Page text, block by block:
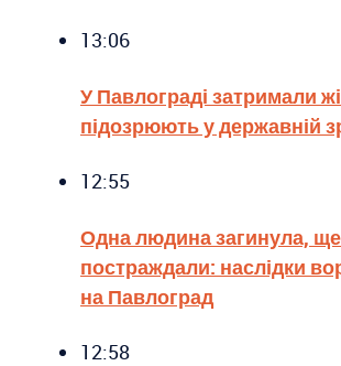
13:06
У Павлограді затримали
підозрюють у державній
12:55
Одна людина загинула,
постраждали: наслідки
на Павлоград
12:58